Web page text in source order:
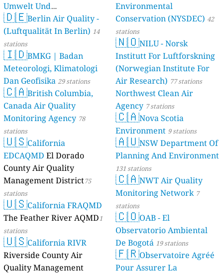
Umwelt Und
Verbraucherschutz) - LfU
46 stations
🇩🇪Berlin Air Quality -
(Luftqualität In Berlin) 14
stations
🇮🇩BMKG | Badan
Meteorologi, Klimatologi
Dan Geofisika 29 stations
🇨🇦British Columbia,
Canada Air Quality
Monitoring Agency 78
stations
🇺🇸California
EDCAQMD El Dorado
County Air Quality
Management District75
stations
🇺🇸California FRAQMD
The Feather River AQMD1
stations
🇺🇸California RIVR
Riverside County Air
Quality Management
Environmental
Conservation (NYSDEC) 42
stations
🇳🇴NILU - Norsk
Institutt For Luftforskning
(Norwegian Institute For
Air Research) 77 stations
Northwest Clean Air
Agency 7 stations
🇨🇦Nova Scotia
Environment 9 stations
🇦🇺NSW Department Of
Planning And Environment
131 stations
🇨🇦NWT Air Quality
Monitoring Network 7
stations
🇨🇴OAB - El
Observatorio Ambiental
De Bogotá 19 stations
🇫🇷Observatoire Agréé
Pour Assurer La